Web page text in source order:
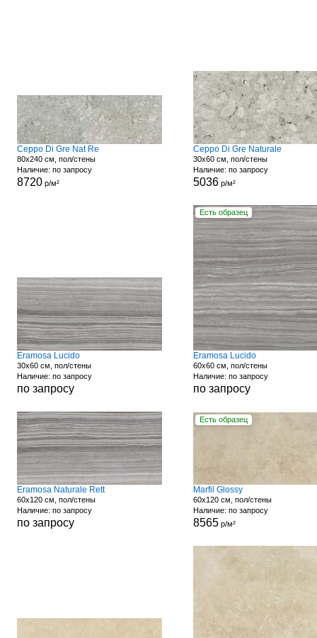
Ceppo Di Gre Nat Re
80x240 см, пол/стены
Наличие: по запросу
8720р/м²
Ceppo Di Gre Naturale
30x60 см, пол/стены
Наличие: по запросу
5036р/м²
Eramosa Lucido
30x60 см, пол/стены
Наличие: по запросу
по запросу
Есть образец
Eramosa Lucido
60x60 см, пол/стены
Наличие: по запросу
по запросу
Eramosa Naturale Rett
60x120 см, пол/стены
Наличие: по запросу
по запросу
Есть образец
Marfil Glossy
60x120 см, пол/стены
Наличие: по запросу
8565р/м²